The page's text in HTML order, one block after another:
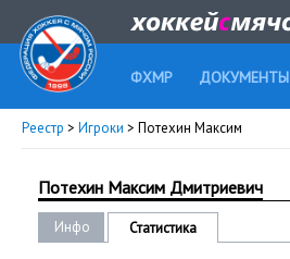
ФХМР ДОКУМЕНТЫ
Реестр > Игроки > Потехин Максим
Потехин Максим Дмитриевич
Инфо Статистика